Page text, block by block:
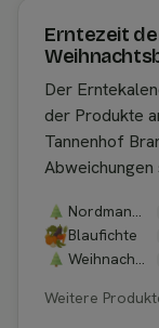
Erntezeit
Der
der Produkte
Tannenhof
Abweichungen
Nordmanntannen
Blaufichte
Weihnachtsbäume
Weitere